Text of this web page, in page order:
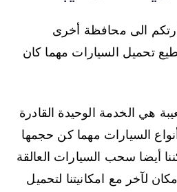
الى محافظة أخرى
تحميل السيارات مهما كان
هي الخدمة الوحيدة القادرة
السيارات مهما كن حجمها
أيضا سحب السيارات العالقة
لآخر مع امكانيتنا لتحميل